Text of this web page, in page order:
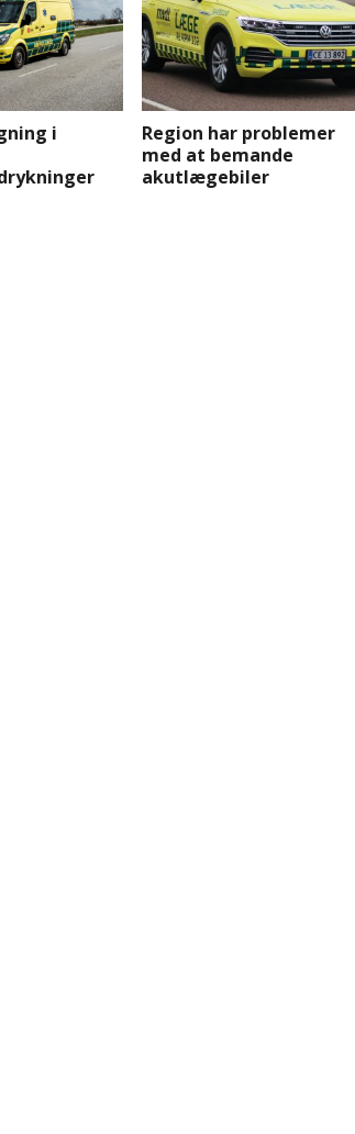
i
Region har problemer
med at bemande
akutlægebiler